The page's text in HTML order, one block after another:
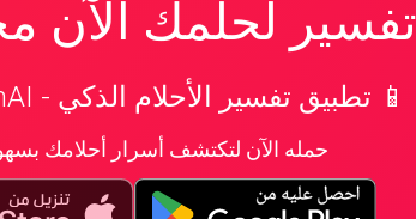
لحلمك الآن
📱 تطبيق تفسير الأحلام الذكي - DreamAI 🚀
حمله الآن لتكتشف أسرار أحلامك